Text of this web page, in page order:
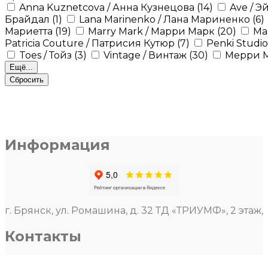
Anna Kuznetcova / Анна Кузнецова (14)
Ave /
Брайдал (1) Lana Marinenko / Лана Мариненко (6)
Мариетта (19) Marry Mark / Марри Марк (20)
Patricia Couture / Патрисия Кутюр (7)
Penki
Toes / Тойз (3) Vintage / Винтаж (30) Мерри
Ещё...
Сбросить
Информация
г. Брянск, ул. Ромашина, д. 32 ТД «ТРИУМФ», 2 этаж,
Контакты